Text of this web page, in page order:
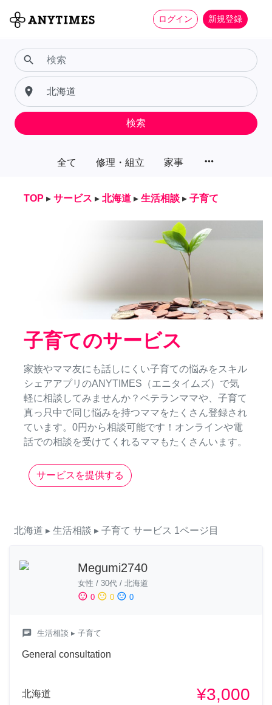
ログイン 新規登録
全て 修理・組立 家事 more_horiz
search
place
検索
TOP ▸ サービス ▸ 北海道 ▸ 生活相談 ▸ 子育て
子育てのサービス
家族やママ友にも話しにくい子育ての悩みをスキル
シェアアプリのANYTIMES（エニタイムズ）で気
軽に相談してみませんか？ベテランママや、子育て
真っ只中で同じ悩みを持つママをたくさん登録され
ています。0円から相談可能です！オンラインや電
話での相談を受けてくれるママもたくさんいます。
サービスを提供する
北海道 ▸ 生活相談 ▸ 子育て サービス 1ページ目
Megumi2740
女性 / 30代 / 北海道
sentiment_satisfied 0 sentiment_neutral 0 sentiment_dissatisfied 0
chat 生活相談 ▸ 子育て
General consultation
北海道 ¥3,000